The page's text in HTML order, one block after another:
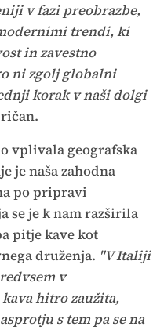
v fazi preobrazbe,
trendi, ki
in zavestno
ni zgolj globalni
korak v naši dolgi
vplivala geografska
je naša zahodna
po pripravi
se je k nam razširila
pitje kave kot
druženja. "V Italiji
v
hitro zaužita,
s tem pa se na